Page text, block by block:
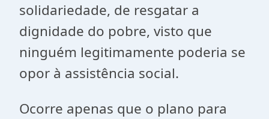
solidariedade, de resgatar a
dignidade do pobre, visto que
ninguém legitimamente poderia se
opor à assistência social.
Ocorre apenas que o plano para